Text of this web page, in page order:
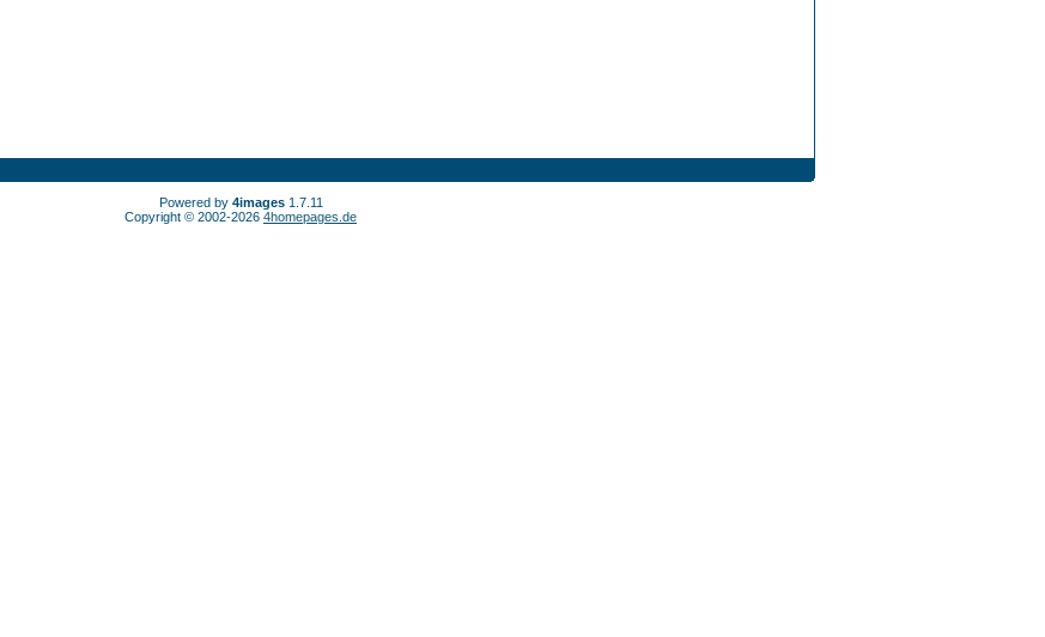
Powered by 4images1.7.11
Copyright © 2002-2026 4homepages.de